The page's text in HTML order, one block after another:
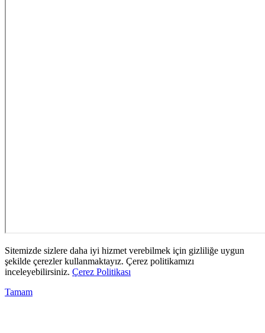
Sitemizde sizlere daha iyi hizmet verebilmek için gizliliğe uygun
şekilde çerezler kullanmaktayız. Çerez politikamızı
inceleyebilirsiniz. Çerez Politikası
Tamam